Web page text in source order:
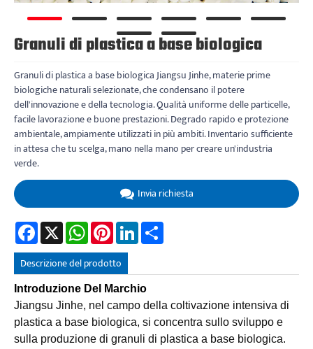
Granuli di plastica a base biologica
Granuli di plastica a base biologica Jiangsu Jinhe, materie prime
biologiche naturali selezionate, che condensano il potere
dell'innovazione e della tecnologia. Qualità uniforme delle particelle,
facile lavorazione e buone prestazioni. Degrado rapido e protezione
ambientale, ampiamente utilizzati in più ambiti. Inventario sufficiente
in attesa che tu scelga, mano nella mano per creare un'industria
verde.
Invia richiesta
Facebook
X WhatsAppPinterestLinkedIn
Descrizione del prodotto
Introduzione Del Marchio
Jiangsu Jinhe, nel campo della coltivazione intensiva di
plastica a base biologica, si concentra sullo sviluppo e
sulla produzione di granuli di plastica a base biologica.